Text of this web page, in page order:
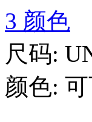
3 颜色
尺码:
颜色: